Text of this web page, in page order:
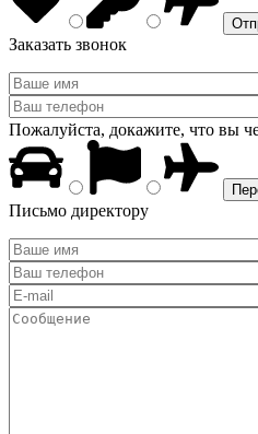
Заказать звонок
Пожалуйста, докажите, что вы
Письмо директору